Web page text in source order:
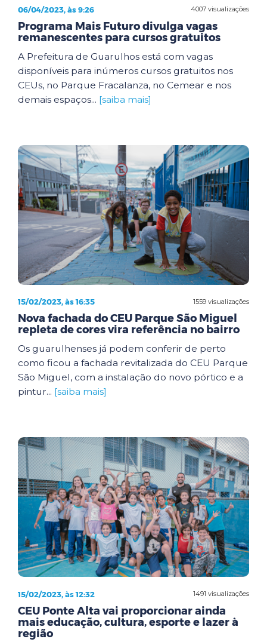
4007 visualizações
06/04/2023, às 9:26
Programa Mais Futuro divulga vagas
remanescentes para cursos gratuitos
A Prefeitura de Guarulhos está com vagas
disponíveis para inúmeros cursos gratuitos nos
CEUs, no Parque Fracalanza, no Cemear e nos
demais espaços... [saiba mais]
1559 visualizações
15/02/2023, às 16:35
Nova fachada do CEU Parque São Miguel
repleta de cores vira referência no bairro
Os guarulhenses já podem conferir de perto
como ficou a fachada revitalizada do CEU Parque
São Miguel, com a instalação do novo pórtico e a
pintur... [saiba mais]
1491 visualizações
15/02/2023, às 12:32
CEU Ponte Alta vai proporcionar ainda
mais educação, cultura, esporte e lazer à
região